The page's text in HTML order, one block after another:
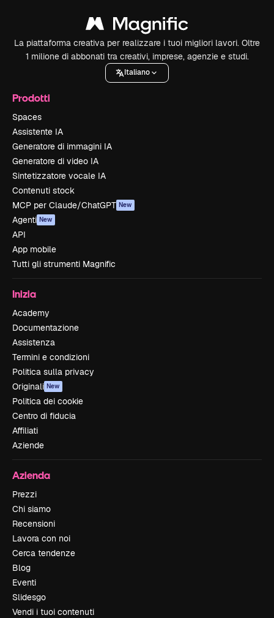
La piattaforma creativa per realizzare i tuoi migliori lavori. Oltre
1 milione di abbonati tra creativi, imprese, agenzie e studi.
Italiano
Prodotti
Spaces
Assistente IA
Generatore di immagini IA
Generatore di video IA
Sintetizzatore vocale IA
Contenuti stock
MCP per Claude/ChatGPT New
Agenti New
API
App mobile
Tutti gli strumenti Magnific
Inizia
Academy
Documentazione
Assistenza
Termini e condizioni
Politica sulla privacy
Originali New
Politica dei cookie
Centro di fiducia
Affiliati
Aziende
Azienda
Prezzi
Chi siamo
Recensioni
Lavora con noi
Cerca tendenze
Blog
Eventi
Slidesgo
Vendi i tuoi contenuti